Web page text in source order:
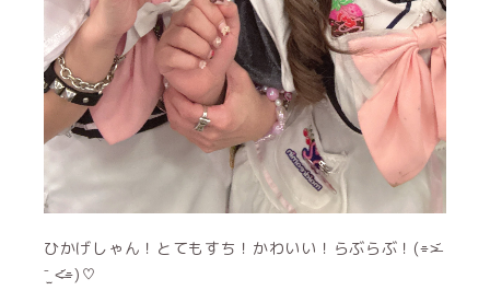
ひかげしゃん！とてもすち！かわいい！らぶらぶ！(⌯˃̶᷄
⁻̫ ˂̶᷄⌯)♡